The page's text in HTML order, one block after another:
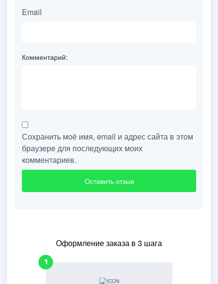
Email
Комментарий:
Сохранить моё имя, email и адрес сайта в этом
браузере для последующих моих
комментариев.
Оформление заказа в 3 шага